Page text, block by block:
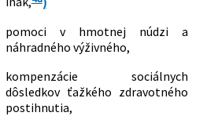
sociálnych vecí, rodiny a služieb
situácie, núdzového stavu alebo
výnimočného stavu vyhláseného v
súvislosti s hromadným prílevom
cudzincov na územie Slovenskej
republiky spôsobeným ozbrojeným
pomoci v hmotnej núdzi a
náhradného výživného,
kompenzácie sociálnych
dôsledkov ťažkého zdravotného
postihnutia,